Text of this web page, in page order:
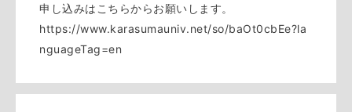
申し込みはこちらからお願いします。
https://www.karasumauniv.net/so/baOt0cbEe?la
nguageTag=en